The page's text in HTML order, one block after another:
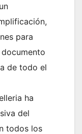
para
de todo el
ha
del
todos los